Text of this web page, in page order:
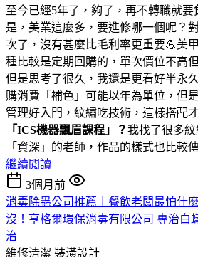
至今已經5年了，夠了，再不轉職就
是，美業這麼多，要進修哪一個呢？
次了，沒有甚麼比毛利率更重要💪美
種比較是定期回購的，單次價位不高
但是思考了很久，我還是更看好半永
購消費「補色」可能以年為單位，但
管理好入門，紋繡吃技術，這樣搭配才
「ICS機器飄眉課程」？我找了很多
「資深」的老師，作品的樣式也比較
繼續閱讀
3個月前
消毒除蟲公司推薦｜餐飲老闆最怕什
沒！亨格爾環保消毒有限公司 專治白
治
維修清潔 裝潢設計